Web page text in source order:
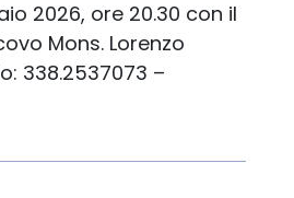
2026, ore 20.30 con il
Mons. Lorenzo
338.2537073 –